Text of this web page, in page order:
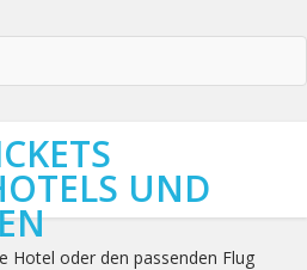
UND
Hotel oder den passenden Flug